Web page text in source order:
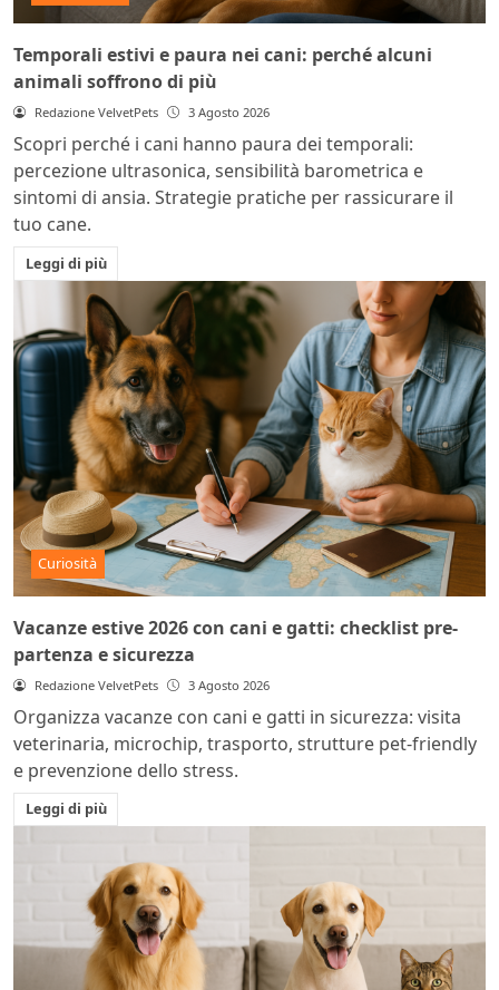
Temporali estivi e paura nei cani: perché alcuni
animali soffrono di più
Redazione VelvetPets 3 Agosto 2026
Scopri perché i cani hanno paura dei temporali:
percezione ultrasonica, sensibilità barometrica e
sintomi di ansia. Strategie pratiche per rassicurare il
tuo cane.
Leggi di più
Curiosità
Vacanze estive 2026 con cani e gatti: checklist pre-
partenza e sicurezza
Redazione VelvetPets 3 Agosto 2026
Organizza vacanze con cani e gatti in sicurezza: visita
veterinaria, microchip, trasporto, strutture pet-friendly
e prevenzione dello stress.
Leggi di più